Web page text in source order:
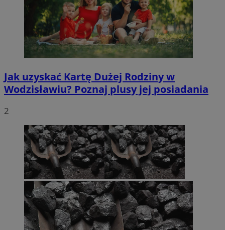
Jak uzyskać Kartę Dużej Rodziny w
Wodzisławiu? Poznaj plusy jej posiadania
2